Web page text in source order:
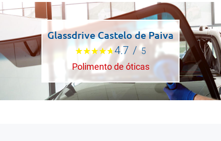
Glassdrive Castelo de Paiva
4.7 / 5
Polimento de óticas